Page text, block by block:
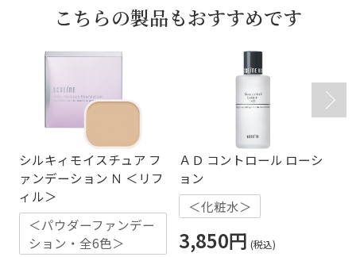
こちらの製品もおすすめです
シルキィモイスチュア フ
ァンデーション Ｎ ＜リフ
ィル＞
＜パウダーファンデー
ション・全6色＞
ＡＤ コントロール ローシ
ョン
＜化粧水＞
3,850円